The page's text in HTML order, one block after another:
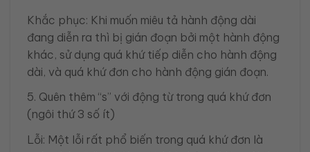
Khắc phục: Khi muốn miêu tả hành động dài
đang diễn ra thì bị gián đoạn bởi một hành động
khác, sử dụng quá khứ tiếp diễn cho hành động
dài, và quá khứ đơn cho hành động gián đoạn.
5. Quên thêm “s” với động từ trong quá khứ đơn
(ngôi thứ 3 số ít)
Lỗi: Một lỗi rất phổ biến trong quá khứ đơn là